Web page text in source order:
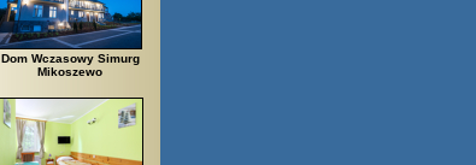
Dom Wczasowy Simurg
Mikoszewo